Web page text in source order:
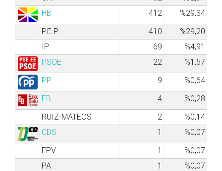
HB
412
%29,34
P.E.P.
410
%29,20
IP
69
%4,91
PSOE
22
%1,57
PP
9
%0,64
EB
4
%0,28
RUIZ-MATEOS
2
%0,14
CDS
1
%0,07
EPV
1
%0,07
PA
1
%0,07